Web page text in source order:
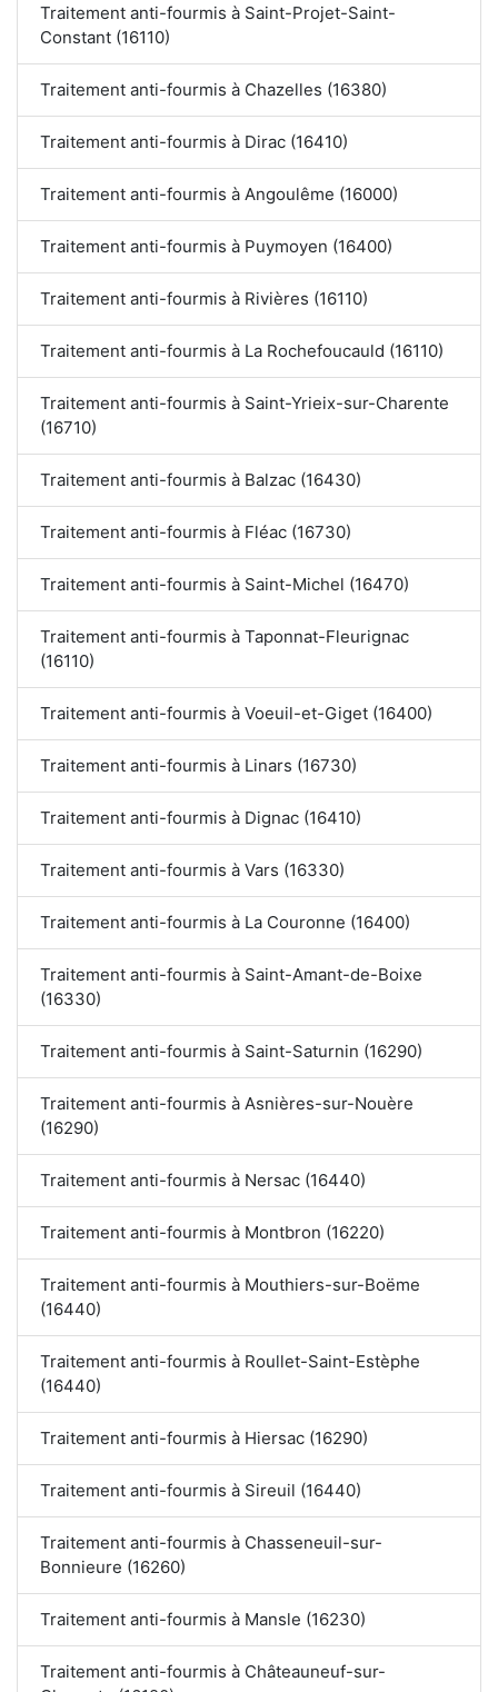
Traitement anti-fourmis à Saint-Projet-Saint-
Constant (16110)
Traitement anti-fourmis à Chazelles (16380)
Traitement anti-fourmis à Dirac (16410)
Traitement anti-fourmis à Angoulême (16000)
Traitement anti-fourmis à Puymoyen (16400)
Traitement anti-fourmis à Rivières (16110)
Traitement anti-fourmis à La Rochefoucauld (16110)
Traitement anti-fourmis à Saint-Yrieix-sur-Charente
(16710)
Traitement anti-fourmis à Balzac (16430)
Traitement anti-fourmis à Fléac (16730)
Traitement anti-fourmis à Saint-Michel (16470)
Traitement anti-fourmis à Taponnat-Fleurignac
(16110)
Traitement anti-fourmis à Voeuil-et-Giget (16400)
Traitement anti-fourmis à Linars (16730)
Traitement anti-fourmis à Dignac (16410)
Traitement anti-fourmis à Vars (16330)
Traitement anti-fourmis à La Couronne (16400)
Traitement anti-fourmis à Saint-Amant-de-Boixe
(16330)
Traitement anti-fourmis à Saint-Saturnin (16290)
Traitement anti-fourmis à Asnières-sur-Nouère
(16290)
Traitement anti-fourmis à Nersac (16440)
Traitement anti-fourmis à Montbron (16220)
Traitement anti-fourmis à Mouthiers-sur-Boëme
(16440)
Traitement anti-fourmis à Roullet-Saint-Estèphe
(16440)
Traitement anti-fourmis à Hiersac (16290)
Traitement anti-fourmis à Sireuil (16440)
Traitement anti-fourmis à Chasseneuil-sur-
Bonnieure (16260)
Traitement anti-fourmis à Mansle (16230)
Traitement anti-fourmis à Châteauneuf-sur-